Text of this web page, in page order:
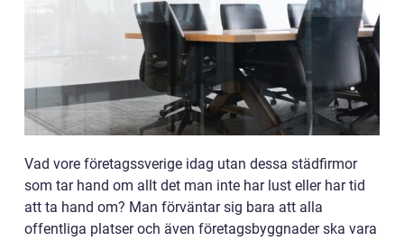
Vad vore företagssverige idag utan dessa städfirmor
som tar hand om allt det man inte har lust eller har tid
att ta hand om? Man förväntar sig bara att alla
offentliga platser och även företagsbyggnader ska vara